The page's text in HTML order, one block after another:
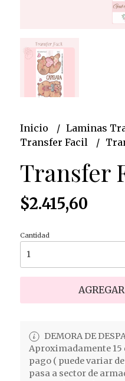
Inicio
Laminas
Transfer Facil
Transfer
$2.415,60
Cantidad
DEMORA DE
Aproximadamente 15
pago ( puede variar
pasa a sector de